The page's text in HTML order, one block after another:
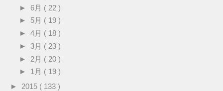
► 6月 ( 22 )
► 5月 ( 19 )
► 4月 ( 18 )
► 3月 ( 23 )
► 2月 ( 20 )
► 1月 ( 19 )
► 2015 ( 133 )